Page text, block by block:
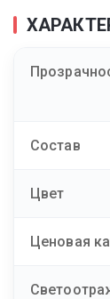
Состав
Цвет
Ценовая